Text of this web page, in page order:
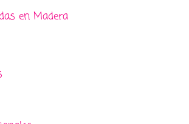
en Madera